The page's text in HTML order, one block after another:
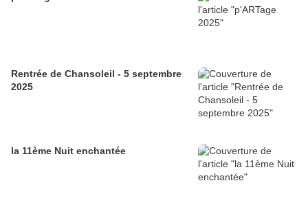
Rentrée de Chansoleil - 5 septembre
2025
la 11ème Nuit enchantée